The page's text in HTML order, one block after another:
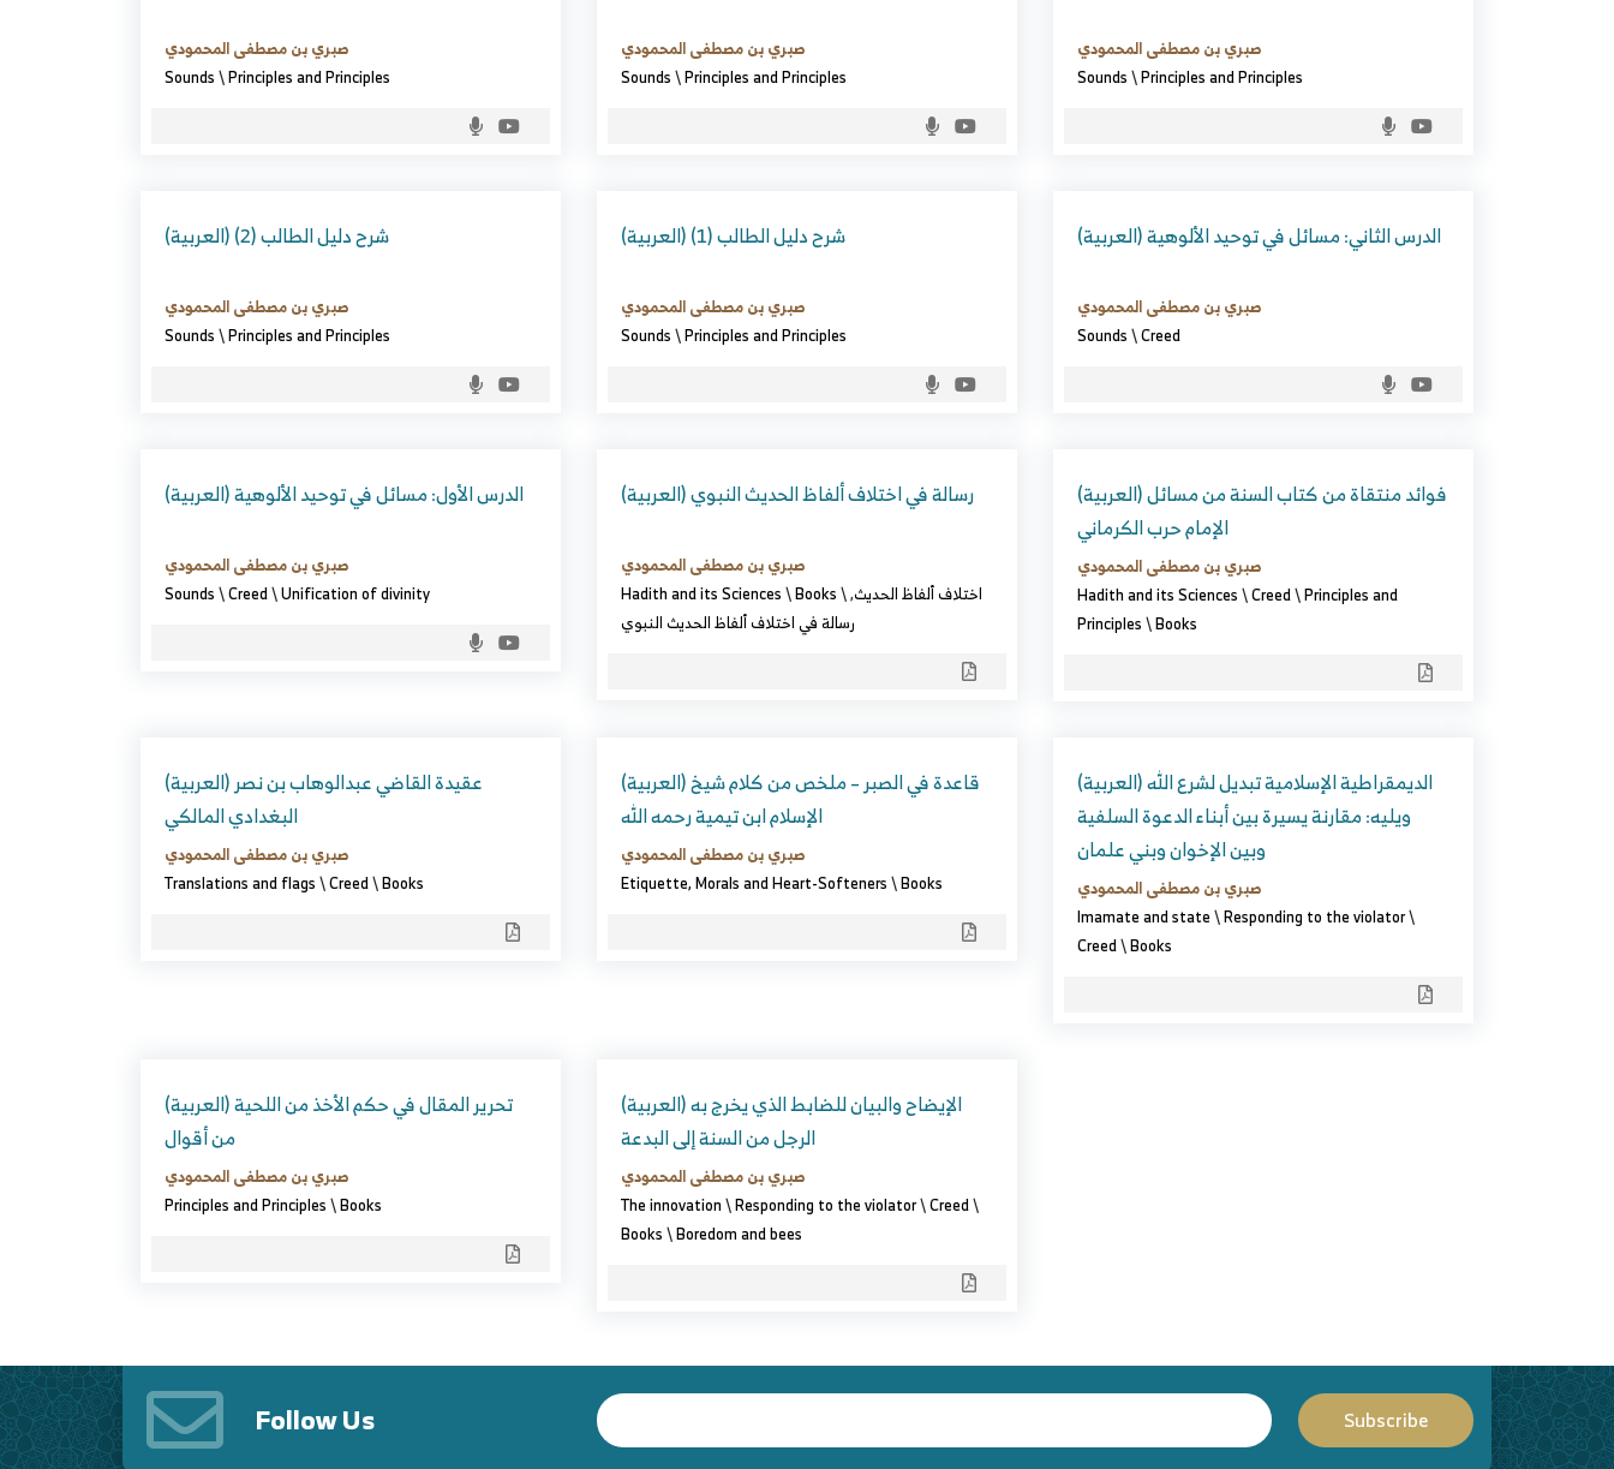
صبري بن مصطفى المحمودي
Sounds\Principles and Principles
صبري بن مصطفى المحمودي
Sounds\Principles and Principles
صبري بن مصطفى المحمودي
Sounds\Principles and Principles
(العربية) شرح دليل الطالب (2)
صبري بن مصطفى المحمودي
Sounds\Principles and Principles
(العربية) شرح دليل الطالب (1)
صبري بن مصطفى المحمودي
Sounds\Principles and Principles
(العربية) الدرس الثاني: مسائل في توحيد الألوهية
صبري بن مصطفى المحمودي
Sounds\Creed
(العربية) الدرس الأول: مسائل في توحيد الألوهية
صبري بن مصطفى المحمودي
Sounds\Creed\Unification of divinity
(العربية) رسالة في اختلاف ألفاظ الحديث النبوي
صبري بن مصطفى المحمودي
Hadith and its Sciences\Books\ اختلاف ألفاظ الحديث,
رسالة في اختلاف ألفاظ الحديث النبوي
(العربية) فوائد منتقاة من كتاب السنة من مسائل
الإمام حرب الكرماني
صبري بن مصطفى المحمودي
Hadith and its Sciences\Creed\Principles and
Principles\Books
(العربية) عقيدة القاضي عبدالوهاب بن نصر
البغدادي المالكي
صبري بن مصطفى المحمودي
Translations and flags\Creed\Books
(العربية) قاعدة في الصبر – ملخص من كلام شيخ
الإسلام ابن تيمية رحمه الله
صبري بن مصطفى المحمودي
Etiquette, Morals and Heart-Softeners\Books
(العربية) الديمقراطية الإسلامية تبديل لشرع الله
ويليه: مقارنة يسيرة بين أبناء الدعوة السلفية
وبين الإخوان وبني علمان
صبري بن مصطفى المحمودي
Imamate and state\Responding to the violator\
Creed\Books
(العربية) تحرير المقال في حكم الأخذ من اللحية
من أقوال
صبري بن مصطفى المحمودي
Principles and Principles\Books
(العربية) الإيضاح والبيان للضابط الذي يخرج به
الرجل من السنة إلى البدعة
صبري بن مصطفى المحمودي
The innovation\Responding to the violator\Creed\
Books\Boredom and bees
Follow Us